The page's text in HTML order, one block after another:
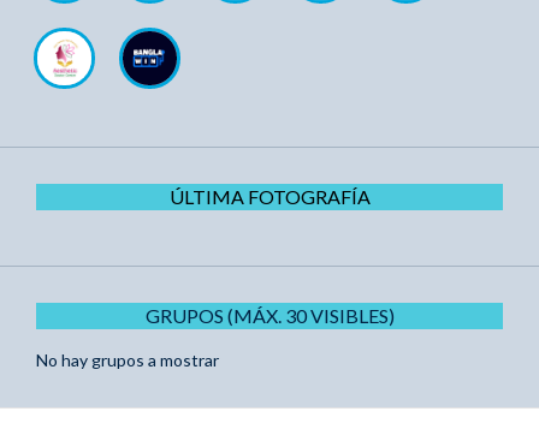
ÚLTIMA FOTOGRAFÍA
GRUPOS (MÁX. 30 VISIBLES)
No hay grupos a mostrar